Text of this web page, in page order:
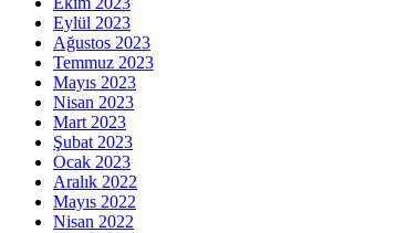
Eylül 2023
Ağustos 2023
Temmuz 2023
Mayıs 2023
Nisan 2023
Mart 2023
Şubat 2023
Ocak 2023
Aralık 2022
Mayıs 2022
Nisan 2022